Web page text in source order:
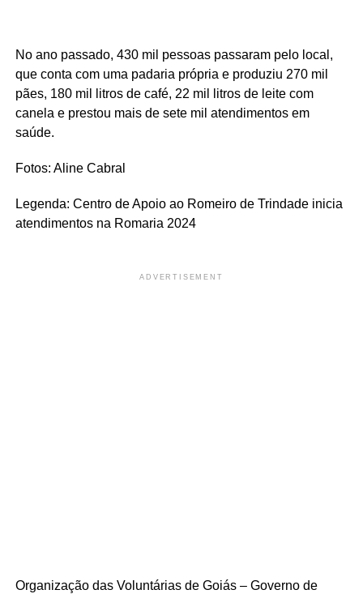
No ano passado, 430 mil pessoas passaram pelo local,
que conta com uma padaria própria e produziu 270 mil
pães, 180 mil litros de café, 22 mil litros de leite com
canela e prestou mais de sete mil atendimentos em
saúde.
Fotos: Aline Cabral
Legenda: Centro de Apoio ao Romeiro de Trindade inicia
atendimentos na Romaria 2024
ADVERTISEMENT
Organização das Voluntárias de Goiás – Governo de